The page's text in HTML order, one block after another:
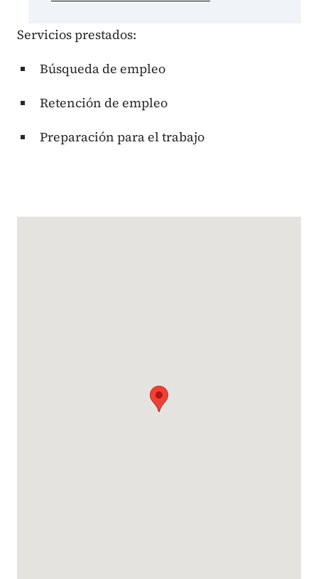
Servicios prestados:
Búsqueda de empleo
Retención de empleo
Preparación para el trabajo